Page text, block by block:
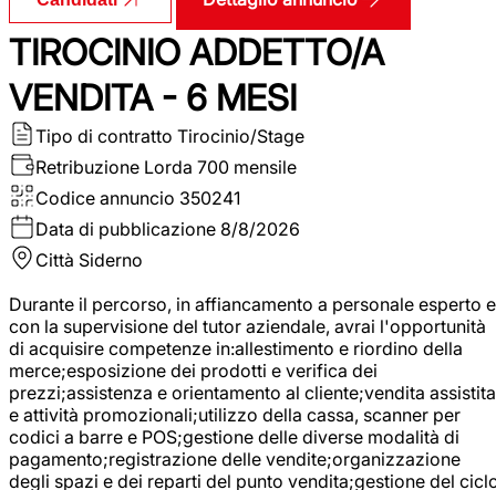
TIROCINIO ADDETTO/A
VENDITA - 6 MESI
Tipo di contratto Tirocinio/Stage
Retribuzione Lorda 700 mensile
Codice annuncio 350241
Data di pubblicazione 8/8/2026
Città Siderno
Durante il percorso, in affiancamento a personale esperto e
con la supervisione del tutor aziendale, avrai l'opportunità
di acquisire competenze in:allestimento e riordino della
merce;esposizione dei prodotti e verifica dei
prezzi;assistenza e orientamento al cliente;vendita assistita
e attività promozionali;utilizzo della cassa, scanner per
codici a barre e POS;gestione delle diverse modalità di
pagamento;registrazione delle vendite;organizzazione
degli spazi e dei reparti del punto vendita;gestione del